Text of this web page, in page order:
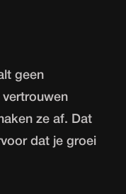
geen
ze af. Dat
dat je groei